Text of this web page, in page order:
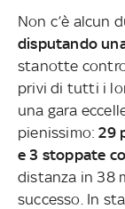
Non c’è alcun
disputando
stanotte
privi di tutti i
una gara
pienissimo:29
e 3 stoppate
distanza in 38
successo. In